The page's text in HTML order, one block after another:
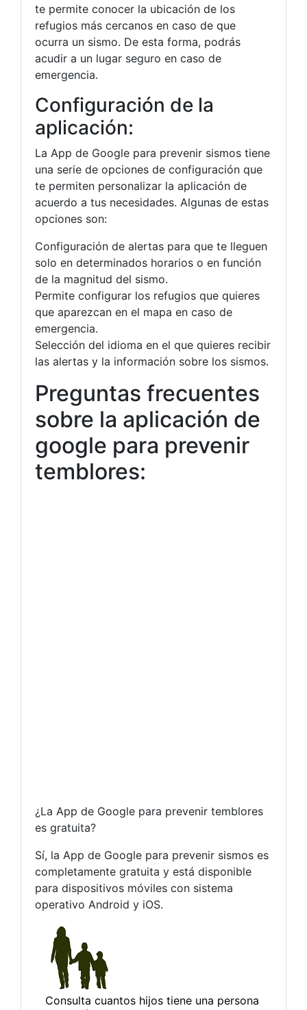
te permite conocer la ubicación de los
refugios más cercanos en caso de que
ocurra un sismo. De esta forma, podrás
acudir a un lugar seguro en caso de
emergencia.
Configuración de la
aplicación:
La App de Google para prevenir sismos tiene
una serie de opciones de configuración que
te permiten personalizar la aplicación de
acuerdo a tus necesidades. Algunas de estas
opciones son:
Configuración de alertas para que te lleguen
solo en determinados horarios o en función
de la magnitud del sismo.
Permite configurar los refugios que quieres
que aparezcan en el mapa en caso de
emergencia.
Selección del idioma en el que quieres recibir
las alertas y la información sobre los sismos.
Preguntas frecuentes
sobre la aplicación de
google para prevenir
temblores:
¿La App de Google para prevenir temblores
es gratuita?
Sí, la App de Google para prevenir sismos es
completamente gratuita y está disponible
para dispositivos móviles con sistema
operativo Android y iOS.